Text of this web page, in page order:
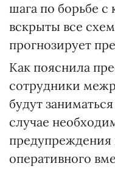
шага по борьбе с
вскрыты все
прогнозирует
Как пояснила
сотрудники
будут
случае
оперативного